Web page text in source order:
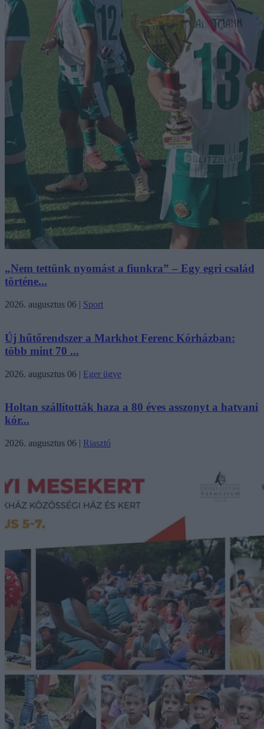
„Nem tettünk nyomást a fiunkra” – Egy egri család
történe...
2026. augusztus 06 | Sport
Új hűtőrendszer a Markhot Ferenc Kórházban:
több mint 70 ...
2026. augusztus 06 | Eger ügye
Holtan szállították haza a 80 éves asszonyt a hatvani
kór...
2026. augusztus 06 | Riasztó